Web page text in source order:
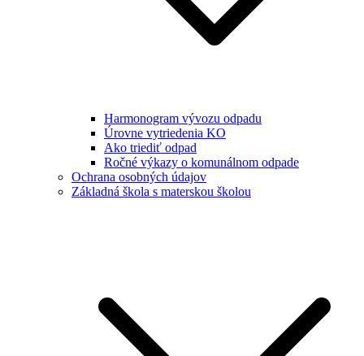
Harmonogram vývozu odpadu
Úrovne vytriedenia KO
Ako triediť odpad
Ročné výkazy o komunálnom odpade
Ochrana osobných údajov
Základná škola s materskou školou